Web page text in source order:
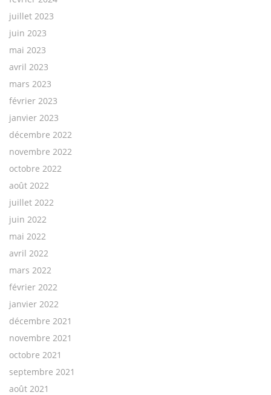
juillet 2023
juin 2023
mai 2023
avril 2023
mars 2023
février 2023
janvier 2023
décembre 2022
novembre 2022
octobre 2022
août 2022
juillet 2022
juin 2022
mai 2022
avril 2022
mars 2022
février 2022
janvier 2022
décembre 2021
novembre 2021
octobre 2021
septembre 2021
août 2021